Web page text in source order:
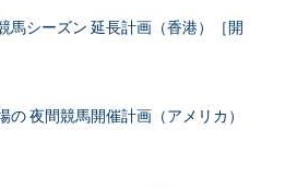
馬シーズン 延長計画（香港）［開
夜間競馬開催計画（アメリカ）